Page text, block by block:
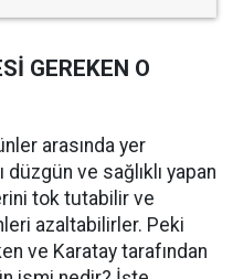
GEREKEN O
arasında yer
düzgün ve sağlıklı yapan
tok tutabilir ve
azaltabilirler. Peki
ve Karatay tarafından